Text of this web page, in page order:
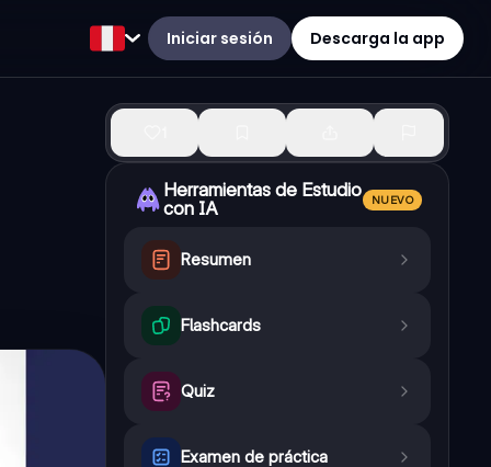
Iniciar sesión Descarga la app
Herramientas de Estudio
con IA
NUEVO
Resumen
Flashcards
Quiz
Examen de práctica